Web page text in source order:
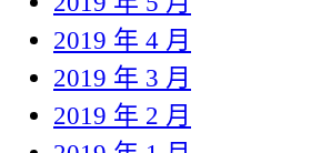
2019 年 4 月
2019 年 3 月
2019 年 2 月